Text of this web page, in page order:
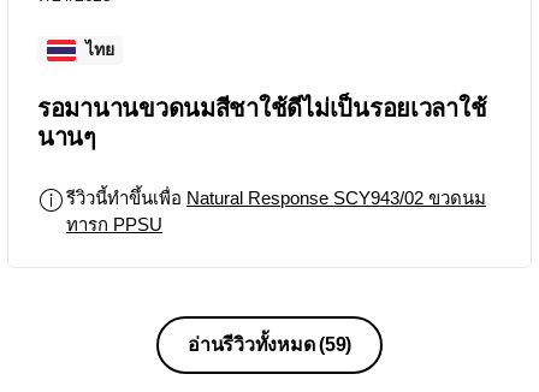
ไทย
รอมานานขวดนมสีชาใช้ดีไม่เป็นรอยเวลาใช้
นานๆ
รีวิวนี้ทำขึ้นเพื่อ Natural Response SCY943/02 ขวดนม
ทารก PPSU
อ่านรีวิวทั้งหมด(59)